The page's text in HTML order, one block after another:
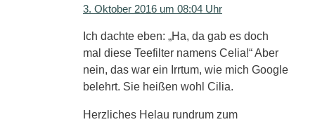
3. Oktober 2016 um 08:04 Uhr
Ich dachte eben: „Ha, da gab es doch
mal diese Teefilter namens Celia!“ Aber
nein, das war ein Irrtum, wie mich Google
belehrt. Sie heißen wohl Cilia.
Herzliches Helau rundrum zum